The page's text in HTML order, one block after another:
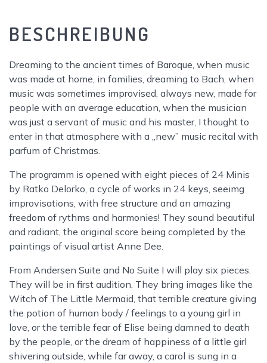
BESCHREIBUNG
Dreaming to the ancient times of Baroque, when music
was made at home, in families, dreaming to Bach, when
music was sometimes improvised, always new, made for
people with an average education, when the musician
was just a servant of music and his master, I thought to
enter in that atmosphere with a „new” music recital with
parfum of Christmas.
The programm is opened with eight pieces of 24 Minis
by Ratko Delorko, a cycle of works in 24 keys, seeimg
improvisations, with free structure and an amazing
freedom of rythms and harmonies! They sound beautiful
and radiant, the original score being completed by the
paintings of visual artist Anne Dee.
From Andersen Suite and No Suite I will play six pieces.
They will be in first audition. They bring images like the
Witch of The Little Mermaid, that terrible creature giving
the potion of human body / feelings to a young girl in
love, or the terrible fear of Elise being damned to death
by the people, or the dream of happiness of a little girl
shivering outside, while far away, a carol is sung in a